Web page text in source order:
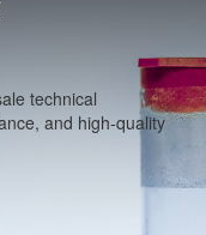
technical
and high-quality